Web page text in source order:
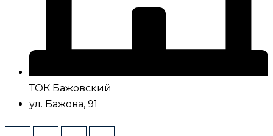
ТОК Бажовский
ул. Бажова, 91